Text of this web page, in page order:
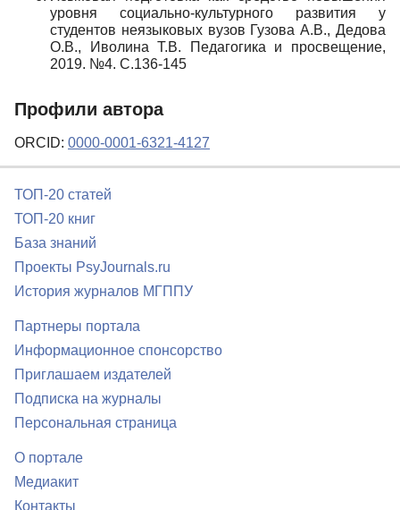
уровня социально-культурного развития у
студентов неязыковых вузов Гузова А.В., Дедова
О.В., Иволина Т.В. Педагогика и просвещение,
2019. №4. С.136-145
Профили автора
ORCID: 0000-0001-6321-4127
ТОП-20 статей
ТОП-20 книг
База знаний
Проекты PsyJournals.ru
История журналов МГППУ
Партнеры портала
Информационное спонсорство
Приглашаем издателей
Подписка на журналы
Персональная страница
О портале
Медиакит
Контакты